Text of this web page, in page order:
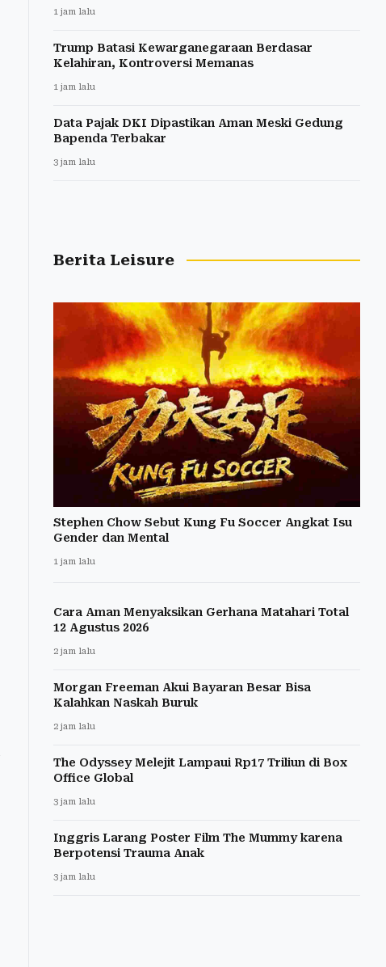
1 jam lalu
Trump Batasi Kewarganegaraan Berdasar
Kelahiran, Kontroversi Memanas
1 jam lalu
Data Pajak DKI Dipastikan Aman Meski Gedung
Bapenda Terbakar
3 jam lalu
Berita Leisure
Stephen Chow Sebut Kung Fu Soccer Angkat Isu
Gender dan Mental
1 jam lalu
Cara Aman Menyaksikan Gerhana Matahari Total
12 Agustus 2026
2 jam lalu
Morgan Freeman Akui Bayaran Besar Bisa
Kalahkan Naskah Buruk
2 jam lalu
The Odyssey Melejit Lampaui Rp17 Triliun di Box
Office Global
3 jam lalu
Inggris Larang Poster Film The Mummy karena
Berpotensi Trauma Anak
3 jam lalu